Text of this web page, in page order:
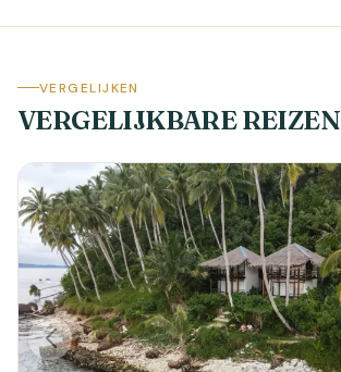
VERGELIJKEN
VERGELIJKBARE REIZEN